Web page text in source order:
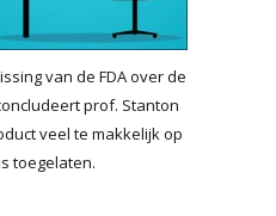
van de FDA over de
prof. Stanton
veel te makkelijk op
toegelaten.